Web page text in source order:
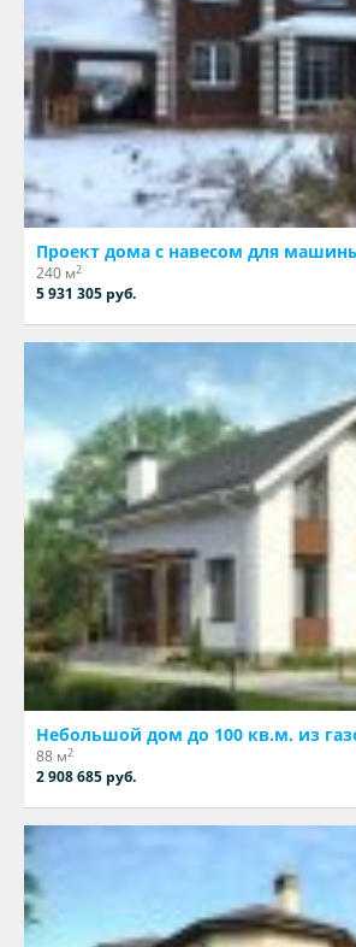
Проект дома с навесом для
240 м2
5 931 305 руб.
Небольшой дом до 100 кв.м. из
88 м2
2 908 685 руб.